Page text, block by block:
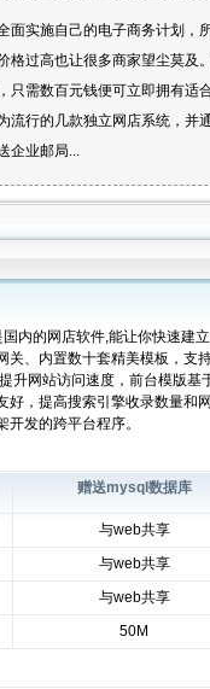
面实施自己的电子商务计划，
过高也让很多商家望尘莫及
需数百元钱便可立即拥有适
行的几款独立网店系统，并
企业邮局...
内的网店软件,能让你快速建
关、内置数十套精美模板，支
升网站访问速度，前台模版
好，提高搜索引擎收录数量和
开发的跨平台程序。
赠送mysql数据库
与web共享
与web共享
与web共享
50M